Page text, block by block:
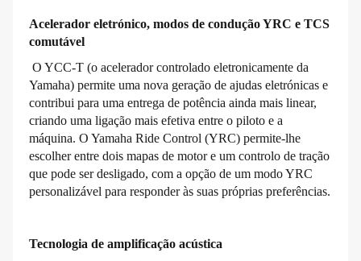
Acelerador eletrónico, modos de condução YRC e TCS
comutável
O YCC-T (o acelerador controlado eletronicamente da
Yamaha) permite uma nova geração de ajudas eletrónicas e
contribui para uma entrega de potência ainda mais linear,
criando uma ligação mais efetiva entre o piloto e a
máquina. O Yamaha Ride Control (YRC) permite-lhe
escolher entre dois mapas de motor e um controlo de tração
que pode ser desligado, com a opção de um modo YRC
personalizável para responder às suas próprias preferências.
Tecnologia de amplificação acústica